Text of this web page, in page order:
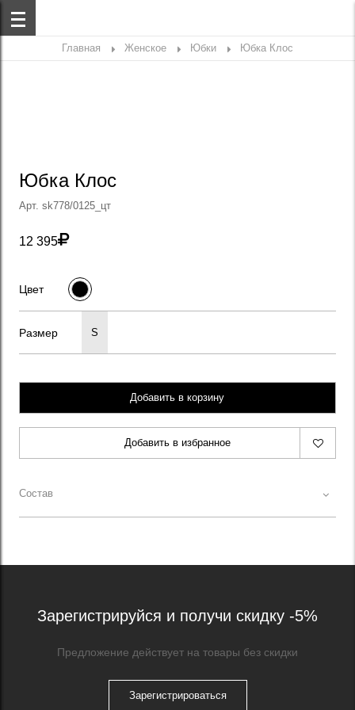
Главная Женское Юбки Юбка Клос
Юбка Клос
Арт. sk778/0125_цт
12 395
Цвет
Размер S
Добавить в корзину
Добавить в избранное
Состав
Зарегистрируйся и получи скидку -5%
Предложение действует на товары без скидки
Зарегистрироваться